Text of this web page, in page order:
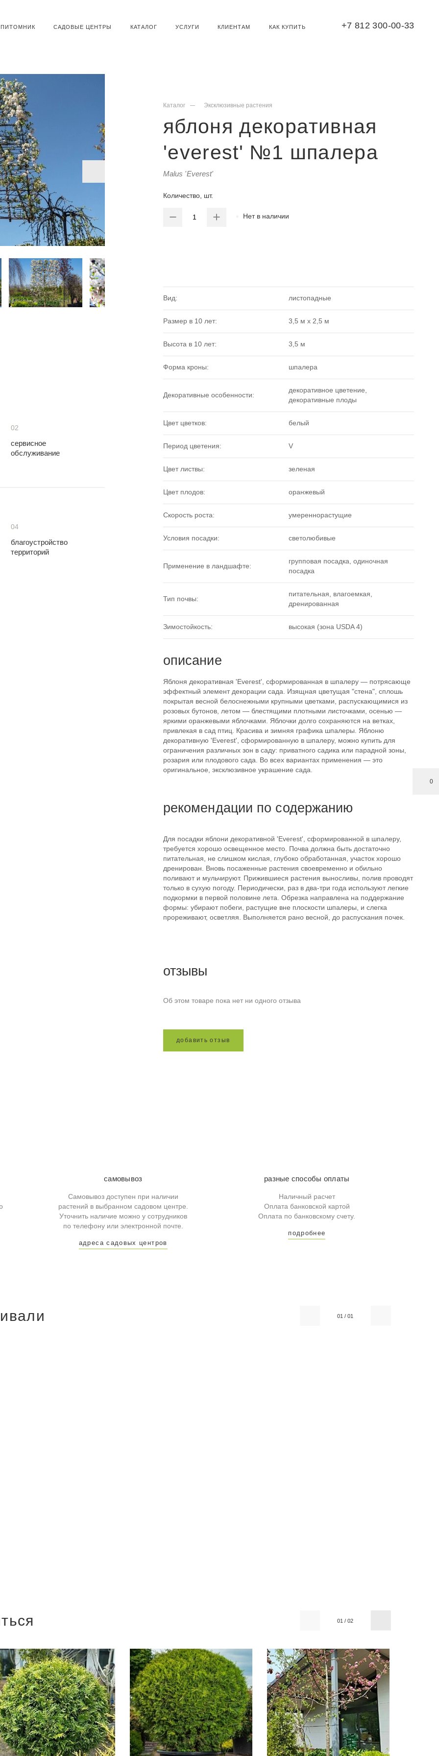
0
ПИТОМНИК САДОВЫЕ ЦЕНТРЫ КАТАЛОГ УСЛУГИ КЛИЕНТАМ КАК КУПИТЬ +7 812 300-00-33
02
сервисное
обслуживание
04
благоустройство
территорий
Каталог Эксклюзивные растения
яблоня декоративная
'everest' №1 шпалера
Malus 'Everest'
Количество, шт.
Нет в наличии
Вид: листопадные
Размер в 10 лет: 3,5 м х 2,5 м
Высота в 10 лет: 3,5 м
Форма кроны: шпалера
Декоративные особенности:
декоративное цветение,
декоративные плоды
Цвет цветков: белый
Период цветения: V
Цвет листвы: зеленая
Цвет плодов: оранжевый
Скорость роста: умереннорастущие
Условия посадки: светолюбивые
Применение в ландшафте:
групповая посадка, одиночная
посадка
Тип почвы:
питательная, влагоемкая,
дренированная
Зимостойкость: высокая (зона USDA 4)
описание
Яблоня декоративная 'Everest', сформированная в шпалеру — потрясающе
эффектный элемент декорации сада. Изящная цветущая "стена", сплошь
покрытая весной белоснежными крупными цветками, распускающимися из
розовых бутонов, летом — блестящими плотными листочками, осенью —
яркими оранжевыми яблочками. Яблочки долго сохраняются на ветках,
привлекая в сад птиц. Красива и зимняя графика шпалеры. Яблоню
декоративную 'Everest', сформированную в шпалеру, можно купить для
ограничения различных зон в саду: приватного садика или парадной зоны,
розария или плодового сада. Во всех вариантах применения — это
оригинальное, эксклюзивное украшение сада.
рекомендации по содержанию
Для посадки яблони декоративной 'Everest', сформированной в шпалеру,
требуется хорошо освещенное место. Почва должна быть достаточно
питательная, не слишком кислая, глубоко обработанная, участок хорошо
дренирован. Вновь посаженные растения своевременно и обильно
поливают и мульчируют. Прижившиеся растения выносливы, полив проводят
только в сухую погоду. Периодически, раз в два-три года используют легкие
подкормки в первой половине лета. Обрезка направлена на поддержание
формы: убирают побеги, растущие вне плоскости шпалеры, и слегка
прореживают, осветляя. Выполняется рано весной, до распускания почек.
отзывы
Об этом товаре пока нет ни одного отзыва
до бавить о тз ыв
самовывоз
Самовывоз доступен при наличии
растений в выбранном садовом центре.
Уточнить наличие можно у сотрудников
по телефону или электронной почте.
адреса садовых центров
разные способы оплаты
Наличный расчет
Оплата банковской картой
Оплата по банковскому счету.
подробнее
01 /01
01 /02